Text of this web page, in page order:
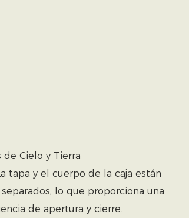
de Cielo y Tierra
tapa y el cuerpo de la caja están
lo que proporciona una
de apertura y cierre.